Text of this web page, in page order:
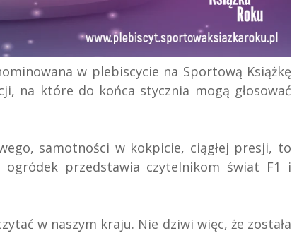
w plebiscycie na Sportową Książkę
na które do końca stycznia mogą głosować
samotności w kokpicie, ciągłej presji, to
przedstawia czytelnikom świat F1 i
w naszym kraju. Nie dziwi więc, że została